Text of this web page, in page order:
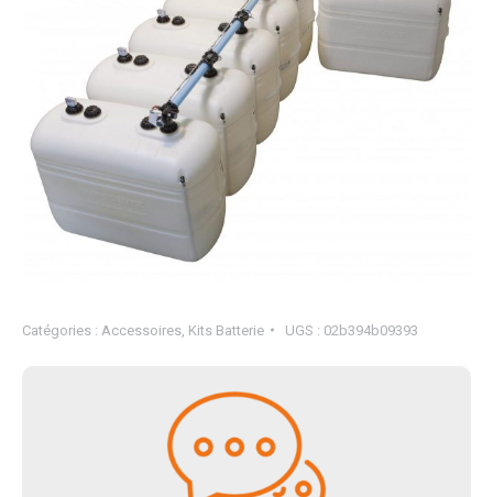
Catégories : Accessoires Kits Batterie UGS : 02b394b09393